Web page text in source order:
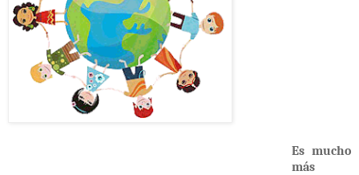
Es mucho
más